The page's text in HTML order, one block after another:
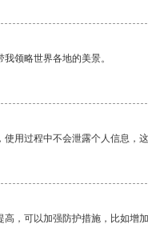
领略世界各地的美景。
用过程中不会泄露个人信息，
，可以加强防护措施，比如增加